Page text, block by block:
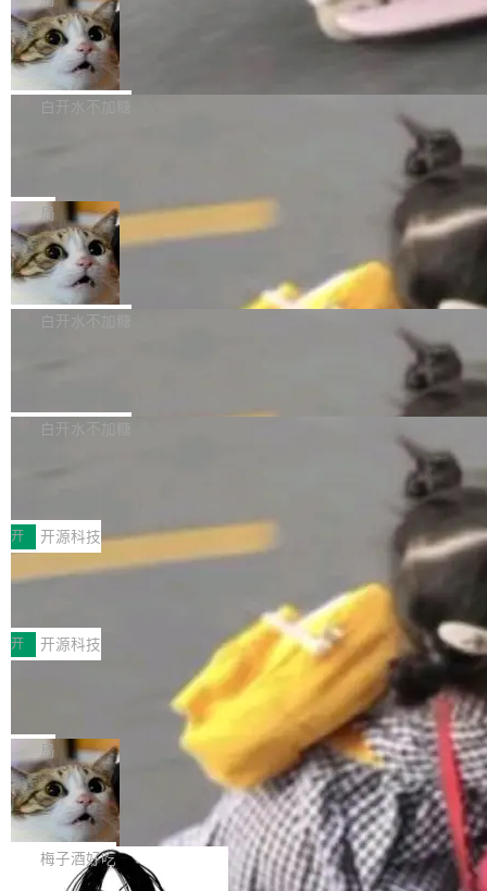
l 迁移或唤醒时，新宿主从 S3 恢复 SQLite 数据
库继续执行。存储库是持久化的唯一真相...
te 17 Pro、OPPO K15，要么是vivo X300 E这
样的次旗舰。 Galaxy Z Fold8 Ultra / Z Fold8 /
Z Flip8三款折叠屏新机均在7月22日发布，且全
部搭载骁龙8 Elite Gen5 for Galaxy，它们本该
本控制系统。目前处于 Early Access 阶段。 De
ltaDB 的核心思路直接写在 landing page 最显
眼的位置：「Software is made between com
mits」——软件是在 commit 之间写出来的。git
是把这段空隙补上。 回退到任何一次编辑：Delt
aDB 捕获 commit 之间的每一次操作，...
SpaceXAI 单季资本开支达 183 亿美元
根据风险投资人Tomer Tunguz 博客（VC 分
析）披露的最新分析与第二季度业绩报告，Spac
微软同期总资本开支的四成。 与亚马逊、Alpha
bet、微软以及 Meta 等传统科技巨头相比，Spa
ceXAI的资金消耗速度尤为引人瞩目。然而，支
撑庞大支出的资金来源却呈现出截然不同的面
貌。数据显示，微软和 Meta 主要依托充沛的经
白开水不加糖
一个在终端里运行的编程 agent；Muse Spark
1.2，驱动这个 agent 的新模型。一句话概括：
你可以用 curl -fsSL https://dev.meta.ai/install.
sh | bash 安装一个能在大项目里自动规划、写
代码、验证结果的 AI 终端工具。 据介绍，Muse
个主 agent 循环，外加一组后台 agent。这些后
局
美团开源 LoHoSearch，用知识图谱校
准 AI 能力认知
机器出题的前提，是让机器拥有全局视野。整个
构建流程可以分为四个环节：建图 → 控制难度
白开水不加糖
库，并将作为transport接入Mooncake TENT。
MPComm将作为一种传输引擎接入Mooncake T
ENT，实现零拷贝传输性能提升30%、非零拷贝
传输性能最高提升5倍。UCL-MPComm底层基
于自研UCL-Engine通信引擎，后续腾讯网平将
持续开源更多基于UCL-Engine的高性能通信组
件。 腾讯网平团队在UCL-MPComm中实现了一
个独立于业务线程的全局通信引擎（Engine），
白开水不加糖
型案例入选名单》，深信服“面向企业研发场景的
开源 AI 编程平台 CoStrict 应用”凭借卓越的技术
创新与落地成效成功入选。 全链路私有化部署，
助力企业AI研发安全落地 当前，越来越多企业已
经开始引入 AI Coding 工具，通过调用公有云模
型或企业内部部署模型提升研发效率。但随着 AI
Coding 从个人辅助工具逐步走向团队级、组织
级应用，企业在规模化落地过程中，对安全性、
可控性和代码质量提出了更高要求。 首先是数据
安全与合规要求。对于大多数普通研发场景，公
有云模型能够满足快速试用和效率提升的需求。
但对于金融、能源、医疗等对数据安全要求较...
开 开源科技
深信服AI算力网关入选工信部人工智能
前不久，工业和信息化部正式发布《2025年人工
智能应用典型案例名单》，集中展示人工智能在
各领域的应用成果，覆盖技术底座、行业赋能、
产品应用、支撑保障、专题等五大方向。深信服
AI算力网关（AI创新平台）成功入选！ 随着各行
各业的Agent走向规模化建设，算力构成形态逐
渐丰富，用户关注的重点也在发生变化：不只是
让AI用起来，还要进一步看清混合算力时代下，
Token花在哪里、算力是否被充分利用，以及持
续增长的AI成本该如何优化。 深信服AI算力网关
正是围绕这些实际问题，从Token治理和成本治
开 开源科技
Jeff Dean 离开 Google：一个时代的结
束，一个实验室的开始
Google 员工编号 20。MapReduce 作者之一。
Bigtable 作者之一。TensorFlow 的作者之一。
Gemini 的架构师。Google 首席科学家。 Jeff D
ean 在 Google 工作了 27 年后，宣布离职。 他
不是一个人走。一同离开的还有 Sanjay Ghema
wat（Google 员工编号 23，Jeff Dean 二十多
年的编程搭档，MapReduce 和 Bigtable 的共同
局
🔥 SolonCode v2026.8.4 发布：界面
字体可调、22 种语言、记忆搜索增强
打开终端就能上岗的全中文编码智能体，这一轮
把「看得清、用母语、记得住」三件事一次补
齐。 SolonCode 是什么 SolonCode 是杭州无
梅子酒好吃